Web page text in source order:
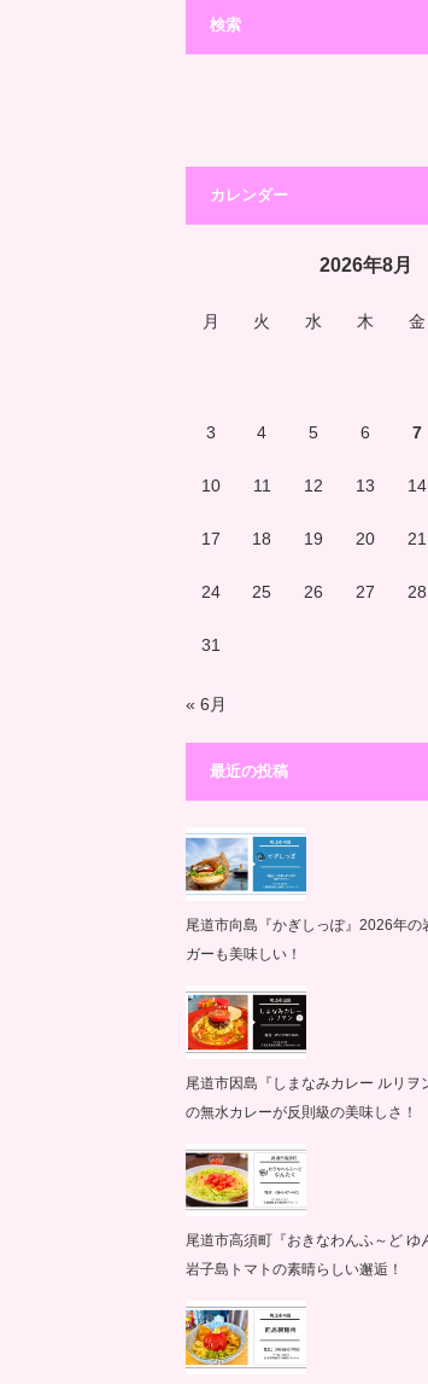
検索
カレンダー
2026年8月
月 火 水 木 金
3 4 5 6 7
10 11 12 13 14
17 18 19 20 21
24 25 26 27 28
31
« 6月
最近の投稿
尾道市向島『かぎしっぽ』2026年の
ガーも美味しい！
尾道市因島『しまなみカレー ルリヲ
の無水カレーが反則級の美味しさ！
尾道市高須町『おきなわんふ～ど ゆ
岩子島トマトの素晴らしい邂逅！